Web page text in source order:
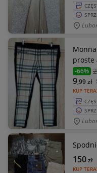
-66%
KUP
9,99zł
KUP
150zł